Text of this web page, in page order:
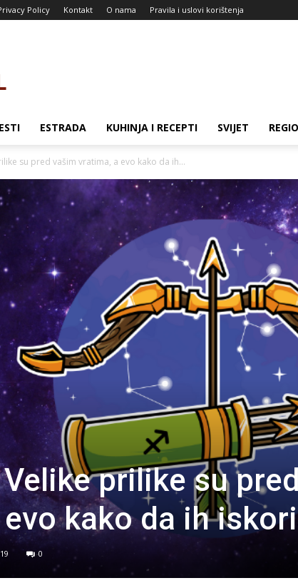
Policy Kontakt O nama Pravila i uslovi korištenja
ESTRADA KUHINJA I RECEPTI SVIJET
su pred vašim vratima, a evo kako da ih...
Velike prilike su
kako da ih
0